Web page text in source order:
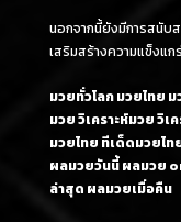
นอกจากนี้ยังมีการสนับ
เสริมสร้างความแข็งแ
มวยทั่วโลก มวยไทย
มวย วิเคราะห์มวย วิเ
มวยไทย ทีเด็ดมวยไท
ผลมวยวันนี้ ผลมวย
ล่าสุด ผลมวยเมื่อคืน